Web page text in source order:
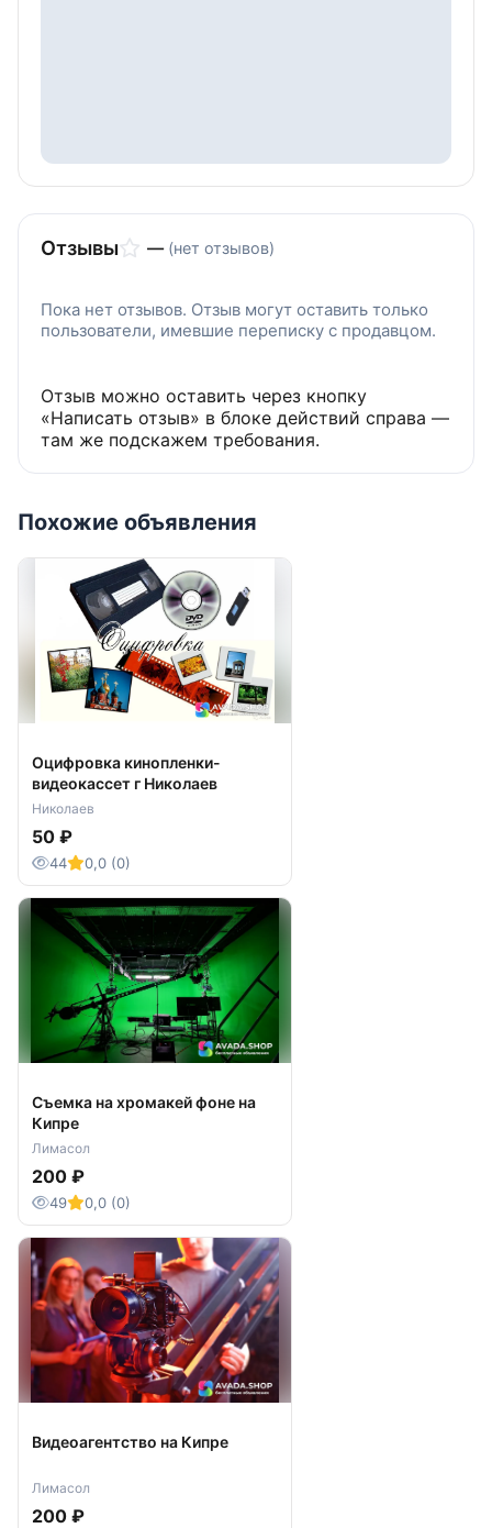
Отзывы — (нет отзывов)
Пока нет отзывов. Отзыв могут оставить только
пользователи, имевшие переписку с продавцом.
Отзыв можно оставить через кнопку
«Написать отзыв» в блоке действий справа —
там же подскажем требования.
Похожие объявления
Оцифровка кинопленки-
видеокассет г Николаев
Николаев
50 ₽
44 0,0 (0)
Съемка на хромакей фоне на
Кипре
Лимасол
200 ₽
49 0,0 (0)
Видеоагентство на Кипре
Лимасол
200 ₽